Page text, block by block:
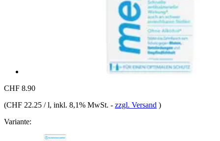
CHF 8.90
(CHF 22.25 / l, inkl. 8,1% MwSt. - zzgl. Versand )
Variante: